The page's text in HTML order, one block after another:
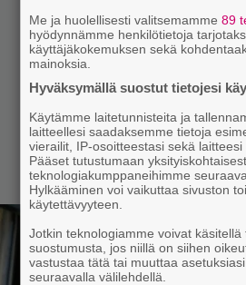
Me ja huolellisesti valitsemamme89
hyödynnämme henkilötietoja
käyttäjäkokemuksen sekä
mainoksia.
Hyväksymällä suostut tietojesi
Käytämme laitetunnisteita ja
laitteellesi saadaksemme tietoja
vierailit, IP-osoitteestasi sekä laitteesi
Pääset tutustumaan
teknologiakumppaneihimme
Hylkääminen voi vaikuttaa sivuston
käytettävyyteen.
Jotkin teknologiamme voivat käsitellä
suostumusta, jos niillä on siihen
vastustaa tätä tai muuttaa
seuraavalla välilehdellä.